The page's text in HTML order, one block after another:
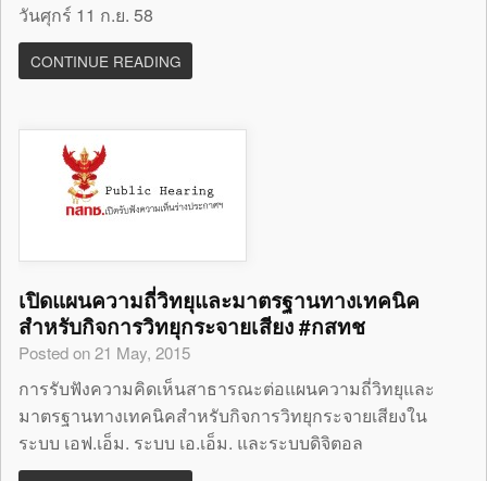
วันศุกร์ 11 ก.ย. 58
CONTINUE READING
เปิดแผนความถี่วิทยุและมาตรฐานทางเทคนิค
สำหรับกิจการวิทยุกระจายเสียง #กสทช
Posted on 21 May, 2015
การรับฟังความคิดเห็นสาธารณะต่อแผนความถี่วิทยุและ
มาตรฐานทางเทคนิคสำหรับกิจการวิทยุกระจายเสียงใน
ระบบ เอฟ.เอ็ม. ระบบ เอ.เอ็ม. และระบบดิจิตอล